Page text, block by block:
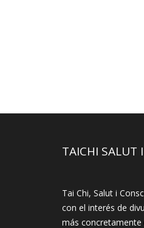
TAICHI SALUT
Tai Chi, Salut i
con el interés de
más concretamente